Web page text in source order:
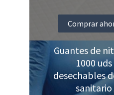
Comprar
Guantes de
1000 uds
desechables
sanitario